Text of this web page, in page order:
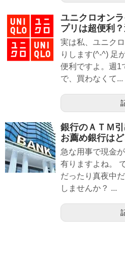
ユニクロオン
プリは超便利
実は私、ユニク
りします(^-^) 足
便利ですよ。週1
で、買わなくて...
銀行のＡＴＭ
お薦め銀行は
急な用事で現金
有りますよね。
だったり真夜中
しませんか？ ...